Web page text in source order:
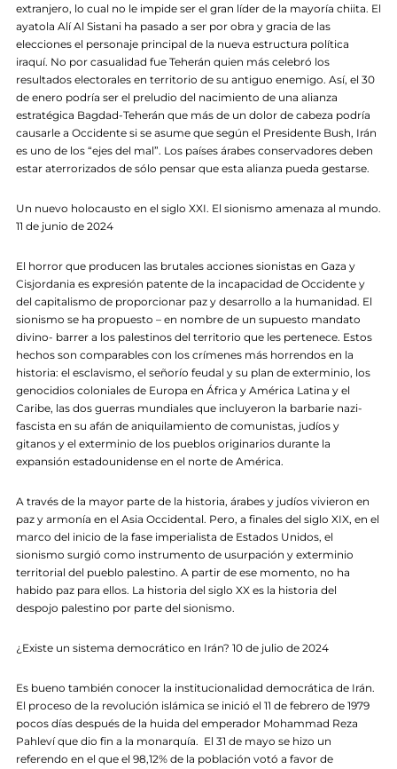
extranjero, lo cual no le impide ser el gran líder de la mayoría chiita. El
ayatola Alí Al Sistani ha pasado a ser por obra y gracia de las
elecciones el personaje principal de la nueva estructura política
iraquí. No por casualidad fue Teherán quien más celebró los
resultados electorales en territorio de su antiguo enemigo. Así, el 30
de enero podría ser el preludio del nacimiento de una alianza
estratégica Bagdad-Teherán que más de un dolor de cabeza podría
causarle a Occidente si se asume que según el Presidente Bush, Irán
es uno de los “ejes del mal”. Los países árabes conservadores deben
estar aterrorizados de sólo pensar que esta alianza pueda gestarse.
Un nuevo holocausto en el siglo XXI. El sionismo amenaza al mundo.
11 de junio de 2024
El horror que producen las brutales acciones sionistas en Gaza y
Cisjordania es expresión patente de la incapacidad de Occidente y
del capitalismo de proporcionar paz y desarrollo a la humanidad. El
sionismo se ha propuesto – en nombre de un supuesto mandato
divino- barrer a los palestinos del territorio que les pertenece. Estos
hechos son comparables con los crímenes más horrendos en la
historia: el esclavismo, el señorío feudal y su plan de exterminio, los
genocidios coloniales de Europa en África y América Latina y el
Caribe, las dos guerras mundiales que incluyeron la barbarie nazi-
fascista en su afán de aniquilamiento de comunistas, judíos y
gitanos y el exterminio de los pueblos originarios durante la
expansión estadounidense en el norte de América.
A través de la mayor parte de la historia, árabes y judíos vivieron en
paz y armonía en el Asia Occidental. Pero, a finales del siglo XIX, en el
marco del inicio de la fase imperialista de Estados Unidos, el
sionismo surgió como instrumento de usurpación y exterminio
territorial del pueblo palestino. A partir de ese momento, no ha
habido paz para ellos. La historia del siglo XX es la historia del
despojo palestino por parte del sionismo.
¿Existe un sistema democrático en Irán? 10 de julio de 2024
Es bueno también conocer la institucionalidad democrática de Irán.
El proceso de la revolución islámica se inició el 11 de febrero de 1979
pocos días después de la huida del emperador Mohammad Reza
Pahleví que dio fin a la monarquía. El 31 de mayo se hizo un
referendo en el que el 98,12% de la población votó a favor de